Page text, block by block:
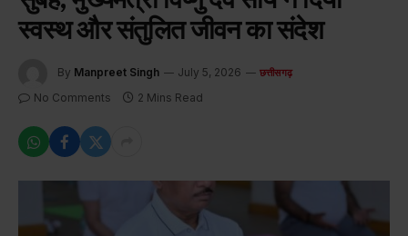
स्वस्थ और संतुलित जीवन का संदेश
By Manpreet Singh July 5, 2026 छत्तीसगढ़
No Comments 2 Mins Read